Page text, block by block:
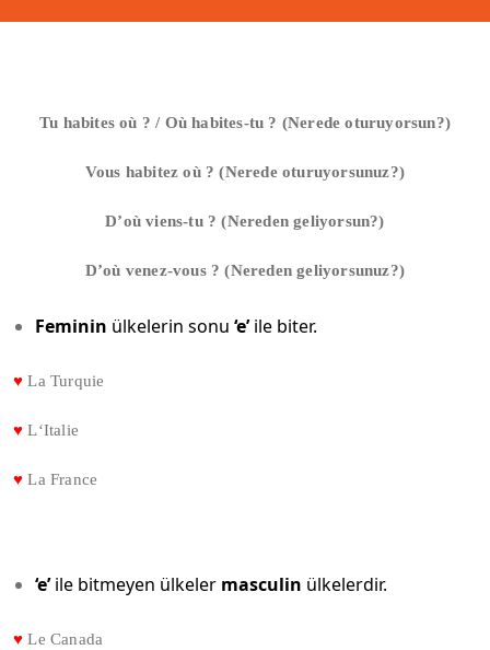
Tu habites où ? / Où habites-tu ? (Nerede oturuyorsun?)
Vous habitez où ? (Nerede oturuyorsunuz?)
D’où viens-tu ? (Nereden geliyorsun?)
D’où venez-vous ? (Nereden geliyorsunuz?)
Feminin ülkelerin sonu ‘e’ile biter.
♥ La Turquie
♥ L‘Italie
♥ La France
‘e’ile bitmeyen ülkeler masculin ülkelerdir.
♥ Le Canada